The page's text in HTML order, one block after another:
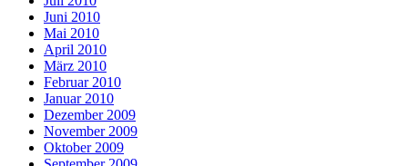
Juni 2010
Mai 2010
April 2010
März 2010
Februar 2010
Januar 2010
Dezember 2009
November 2009
Oktober 2009